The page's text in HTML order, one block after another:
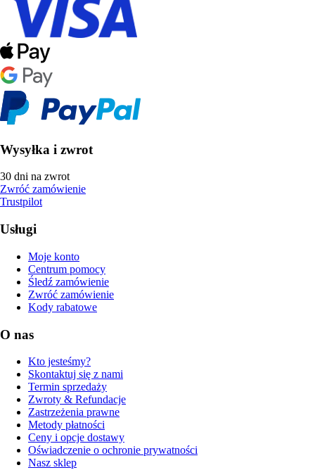
Wysyłka i zwrot
30 dni na zwrot
Zwróć zamówienie
Trustpilot
Usługi
Moje konto
Centrum pomocy
Śledź zamówienie
Zwróć zamówienie
Kody rabatowe
O nas
Kto jesteśmy?
Skontaktuj się z nami
Termin sprzedaży
Zwroty & Refundacje
Zastrzeżenia prawne
Metody płatności
Ceny i opcje dostawy
Oświadczenie o ochronie prywatności
Nasz sklep